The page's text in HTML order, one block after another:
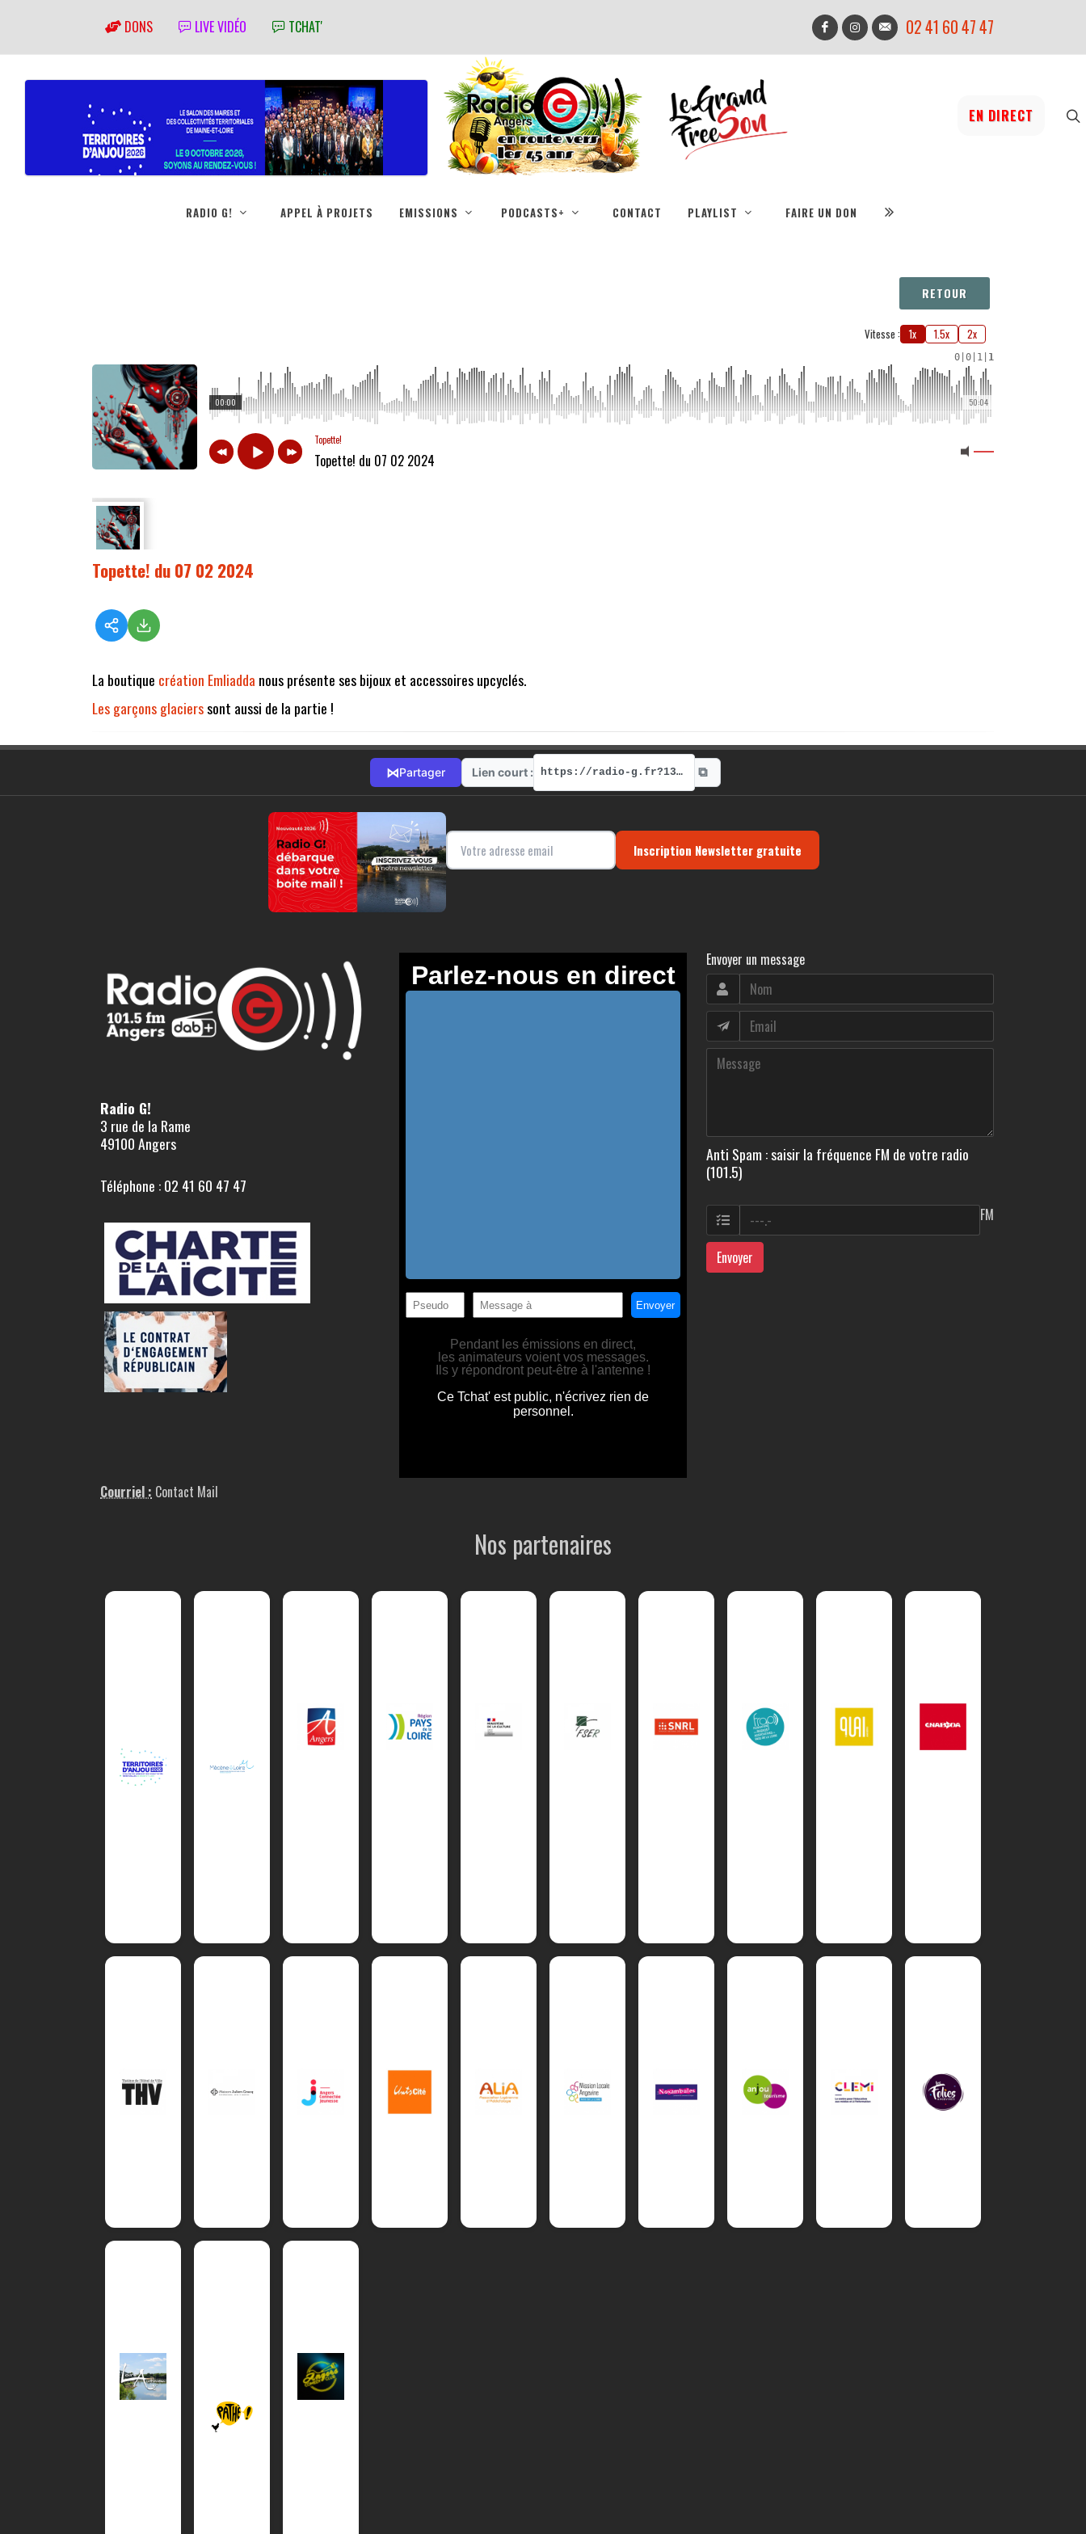
DONS LIVE VIDÉO TCHAT' 02 41 60 47 47
EN DIRECT
RADIO G! APPEL À PROJETS EMISSIONS PODCASTS+ CONTACT PLAYLIST FAIRE UN DON
RETOUR
Vitesse : 1x 1.5x 2x
0 0 1 1
50:04
00:00
Topette!
Topette! du 07 02 2024
Topette! du 07 02 2024
La boutique création Emliadda nous présente ses bijoux et accessoires upcyclés.
Les garçons glacierssont aussi de la partie !
⋈Partager Lien court : https://radio-g.fr?13847 ⧉
Inscription Newsletter gratuite
Radio G!
3 rue de la Rame
49100 Angers
Téléphone : 02 41 60 47 47
Courriel : Contact Mail
Envoyer un message
Anti Spam : saisir la fréquence FM de votre radio
(101.5)
FM
Envoyer
Nos partenaires